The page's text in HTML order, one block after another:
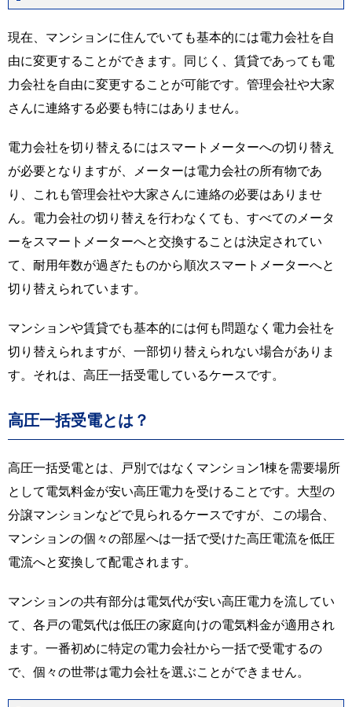
現在、マンションに住んでいても基本的には電力会社を自
由に変更することができます。同じく、賃貸であっても電
力会社を自由に変更することが可能です。管理会社や大家
さんに連絡する必要も特にはありません。
電力会社を切り替えるにはスマートメーターへの切り替え
が必要となりますが、メーターは電力会社の所有物であ
り、これも管理会社や大家さんに連絡の必要はありませ
ん。電力会社の切り替えを行わなくても、すべてのメータ
ーをスマートメーターへと交換することは決定されてい
て、耐用年数が過ぎたものから順次スマートメーターへと
切り替えられています。
マンションや賃貸でも基本的には何も問題なく電力会社を
切り替えられますが、一部切り替えられない場合がありま
す。それは、高圧一括受電しているケースです。
高圧一括受電とは？
高圧一括受電とは、戸別ではなくマンション1棟を需要場所
として電気料金が安い高圧電力を受けることです。大型の
分譲マンションなどで見られるケースですが、この場合、
マンションの個々の部屋へは一括で受けた高圧電流を低圧
電流へと変換して配電されます。
マンションの共有部分は電気代が安い高圧電力を流してい
て、各戸の電気代は低圧の家庭向けの電気料金が適用され
ます。一番初めに特定の電力会社から一括で受電するの
で、個々の世帯は電力会社を選ぶことができません。